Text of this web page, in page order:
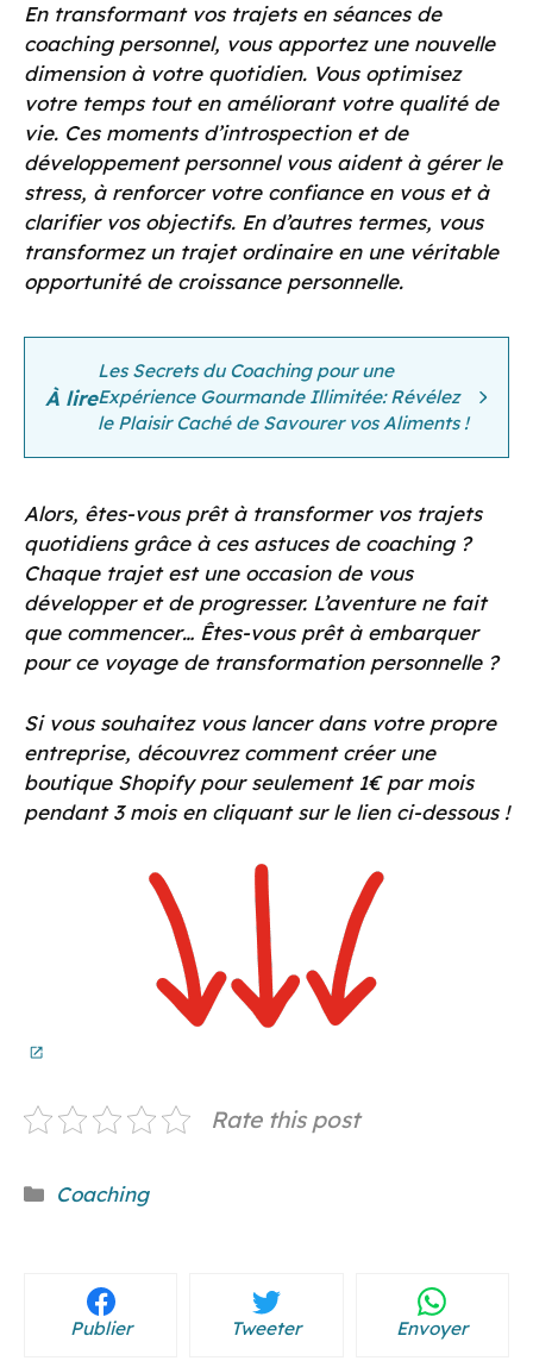
En transformant vos trajets en séances de
coaching personnel, vous apportez une nouvelle
dimension à votre quotidien. Vous optimisez
votre temps tout en améliorant votre qualité de
vie. Ces moments d’introspection et de
développement personnel vous aident à gérer le
stress, à renforcer votre confiance en vous et à
clarifier vos objectifs. En d’autres termes, vous
transformez un trajet ordinaire en une véritable
opportunité de croissance personnelle.
À lire
Les Secrets du Coaching pour une
Expérience Gourmande Illimitée: Révélez
le Plaisir Caché de Savourer vos Aliments !
Alors, êtes-vous prêt à transformer vos trajets
quotidiens grâce à ces astuces de coaching ?
Chaque trajet est une occasion de vous
développer et de progresser. L’aventure ne fait
que commencer… Êtes-vous prêt à embarquer
pour ce voyage de transformation personnelle ?
Si vous souhaitez vous lancer dans votre propre
entreprise, découvrez comment créer une
boutique Shopify pour seulement 1€ par mois
pendant 3 mois en cliquant sur le lien ci-dessous !
Rate this post
Catégories
Coaching
Publier Tweeter Envoyer